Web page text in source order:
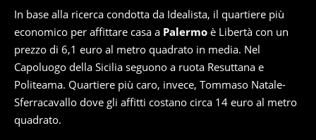
In base alla ricerca condotta da Idealista, il quartiere più
economico per affittare casa a Palermo è Libertà con un
prezzo di 6,1 euro al metro quadrato in media. Nel
Capoluogo della Sicilia seguono a ruota Resuttana e
Politeama. Quartiere più caro, invece, Tommaso Natale-
Sferracavallo dove gli affitti costano circa 14 euro al metro
quadrato.